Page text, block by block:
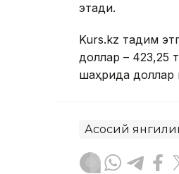
этади.
Kurs.kz тақдим
доллар – 423,25
шаҳрида доллар
Асосий